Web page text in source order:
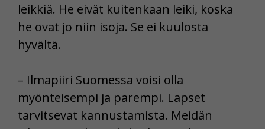
leikkiä. He eivät kuitenkaan leiki, koska
he ovat jo niin isoja. Se ei kuulosta
hyvältä.
– Ilmapiiri Suomessa voisi olla
myönteisempi ja parempi. Lapset
tarvitsevat kannustamista. Meidän